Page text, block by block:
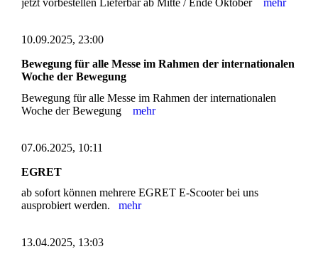
jetzt vorbestellen Lieferbar ab Mitte / Ende Oktober mehr
10.09.2025, 23:00
Bewegung für alle Messe im Rahmen der internationalen
Woche der Bewegung
Bewegung für alle Messe im Rahmen der internationalen
Woche der Bewegung mehr
07.06.2025, 10:11
EGRET
ab sofort können mehrere EGRET E-Scooter bei uns
ausprobiert werden. mehr
13.04.2025, 13:03